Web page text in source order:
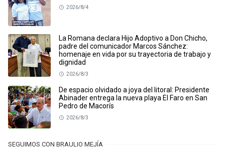
2026/8/4
La Romana declara Hijo Adoptivo a Don Chicho,
padre del comunicador Marcos Sánchez:
homenaje en vida por su trayectoria de trabajo y
dignidad
2026/8/3
De espacio olvidado a joya del litoral: Presidente
Abinader entrega la nueva playa El Faro en San
Pedro de Macorís
2026/8/3
SEGUIMOS CON BRAULIO MEJÍA